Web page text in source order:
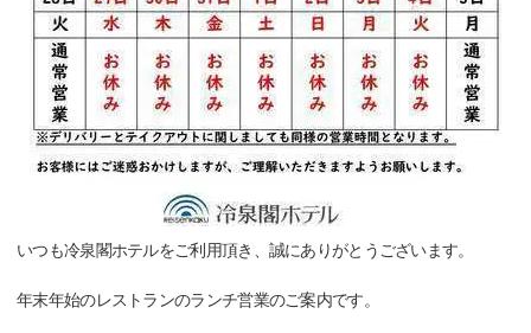
いつも冷泉閣ホテルをご利用頂き、誠にありがとうございます。
年末年始のレストランのランチ営業のご案内です。